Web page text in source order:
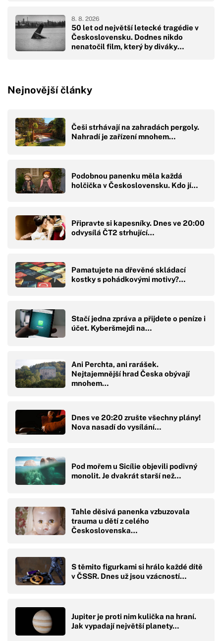
50 let od největší letecké tragédie v
Československu. Dodnes nikdo
nenatočil film, který by diváky
8. 8. 2026
Nejnovější články
Češi strhávají na zahradách pergoly.
Nahradí je zařízení mnohem…
Podobnou panenku měla každá
holčička v Československu. Kdo jí…
Připravte si kapesníky. Dnes ve 20:00
odvysílá ČT2 strhující…
Pamatujete na dřevěné skládací
kostky s pohádkovými motivy?…
Stačí jedna zpráva a přijdete o peníze i
účet. Kyberšmejdi na…
Ani Perchta, ani rarášek.
Nejtajemnější hrad Česka obývají
mnohem…
Dnes ve 20:20 zrušte všechny plány!
Nova nasadí do vysílání…
Pod mořem u Sicílie objevili podivný
monolit. Je dvakrát starší než…
Tahle děsivá panenka vzbuzovala
trauma u dětí z celého
Československa…
S těmito figurkami si hrálo každé dítě
v ČSSR. Dnes už jsou vzácností…
Jupiter je proti nim kulička na hraní.
Jak vypadají největší planety…